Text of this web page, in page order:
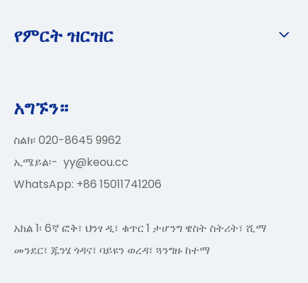
የምርት ዝርዝር
አግኙን።
ስልክ፡ 020-8645 9962
ኢሜይል፡- yy@keou.cc
WhatsApp: +86 15011741206
አክል 1፡ 6ኛ ፎቅ፣ ህንፃ ዲ፣ ቁጥር 1 ታሆንግ ዌስት ስትሪት፣ ሺማ
መንደር፣ ጁንሄ ጎዳና፣ ባይዩን ወረዳ፣ ጓንግዙ ከተማ